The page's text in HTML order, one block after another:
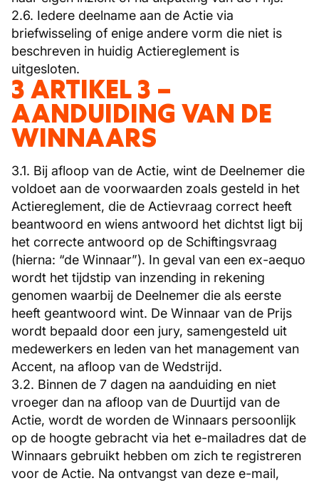
2.6. Iedere deelname aan de Actie via
briefwisseling of enige andere vorm die niet is
beschreven in huidig Actiereglement is
uitgesloten.
3 ARTIKEL 3 –
AANDUIDING VAN DE
WINNAARS
3.1. Bij afloop van de Actie, wint de Deelnemer die
voldoet aan de voorwaarden zoals gesteld in het
Actiereglement, die de Actievraag correct heeft
beantwoord en wiens antwoord het dichtst ligt bij
het correcte antwoord op de Schiftingsvraag
(hierna: “de Winnaar”). In geval van een ex-aequo
wordt het tijdstip van inzending in rekening
genomen waarbij de Deelnemer die als eerste
heeft geantwoord wint. De Winnaar van de Prijs
wordt bepaald door een jury, samengesteld uit
medewerkers en leden van het management van
Accent, na afloop van de Wedstrijd.
3.2. Binnen de 7 dagen na aanduiding en niet
vroeger dan na afloop van de Duurtijd van de
Actie, wordt de worden de Winnaars persoonlijk
op de hoogte gebracht via het e-mailadres dat de
Winnaars gebruikt hebben om zich te registreren
voor de Actie. Na ontvangst van deze e-mail,